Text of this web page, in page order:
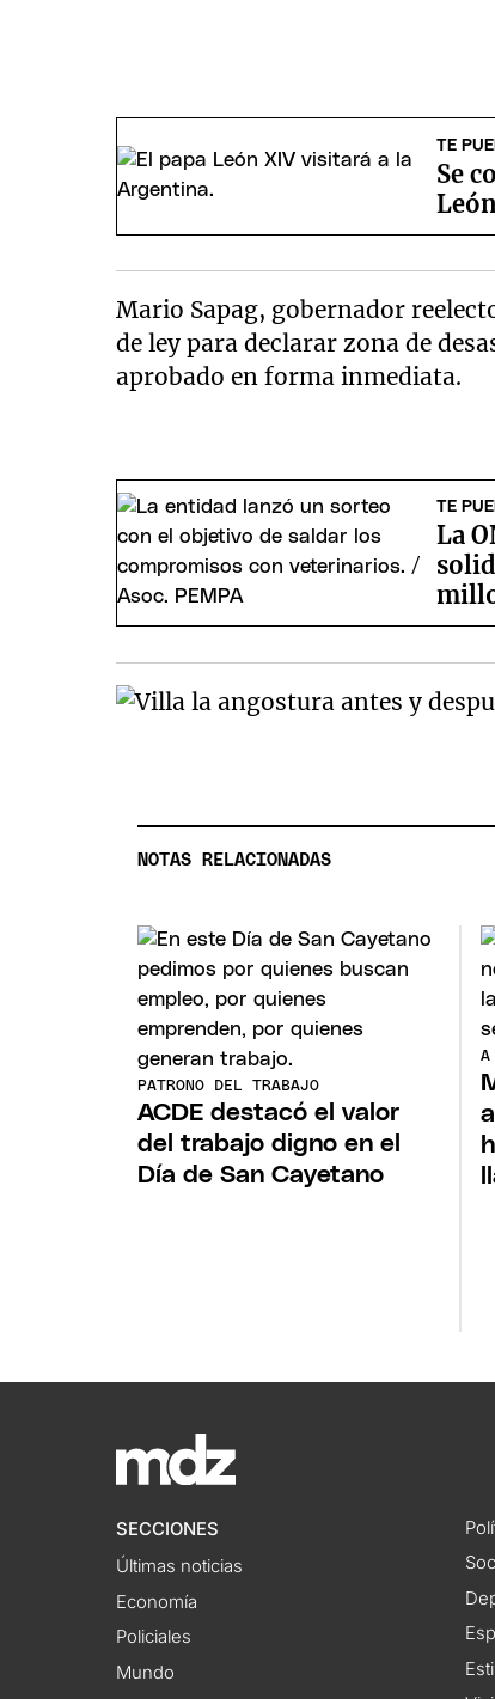
TE
Se
Mario Sapag, gobernador
de ley para declarar zona de
aprobado en forma inmediata.
TE
La
NOTAS RELACIONADAS
PATRONO DEL TRABAJO
ACDE destacó el valor
del trabajo digno en el
Día de San Cayetano
A
SECCIONES
Últimas noticias
Economía
Policiales
Mundo